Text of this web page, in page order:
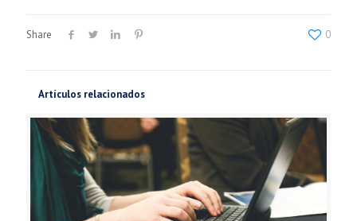
Share 0
Artículos relacionados